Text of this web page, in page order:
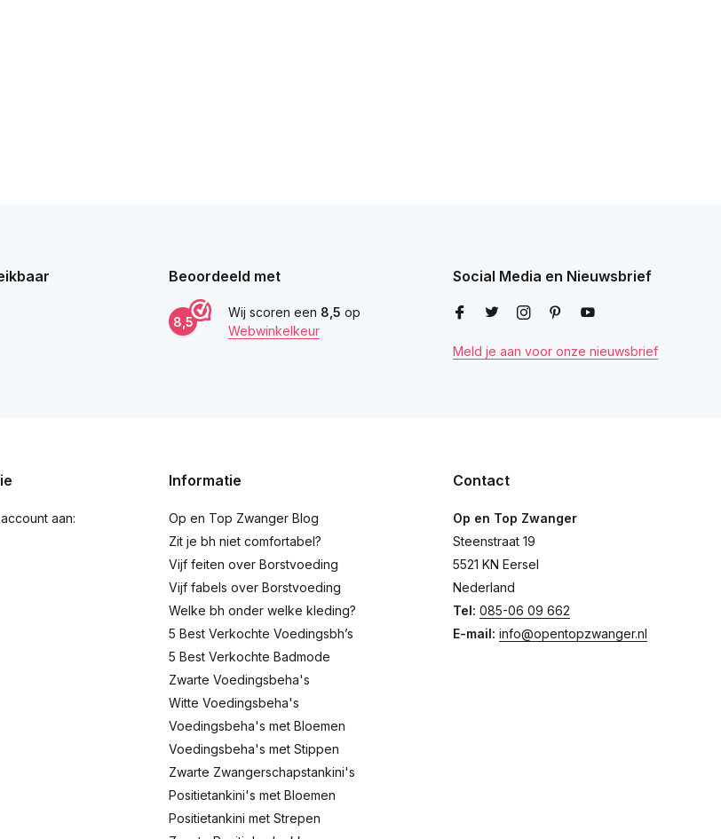
Beoordeeld met
8,5
Wij scoren een 8,5 op
Webwinkelkeur
Social Media en Nieuwsbrief
Meld je aan voor onze nieuwsbrief
aan:
Informatie
Op en Top Zwanger Blog
Zit je bh niet comfortabel?
Vijf feiten over Borstvoeding
Vijf fabels over Borstvoeding
Welke bh onder welke kleding?
5 Best Verkochte Voedingsbh’s
5 Best Verkochte Badmode
Zwarte Voedingsbeha's
Witte Voedingsbeha's
Voedingsbeha's met Bloemen
Voedingsbeha's met Stippen
Zwarte Zwangerschapstankini's
Positietankini's met Bloemen
Positietankini met Strepen
Contact
Op en Top Zwanger
Steenstraat 19
5521 KN Eersel
Nederland
Tel: 085-06 09 662
E-mail: info@opentopzwanger.nl